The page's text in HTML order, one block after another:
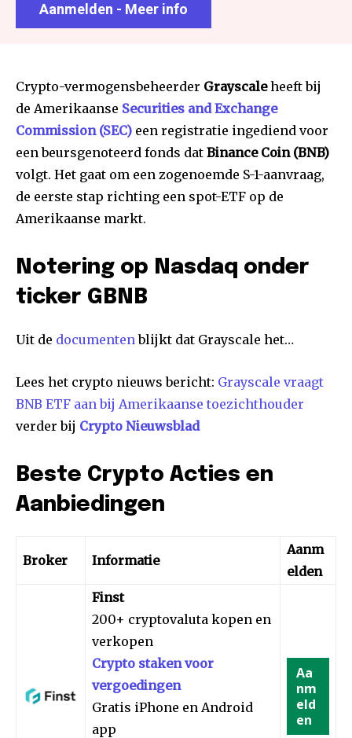
Aanmelden - Meer info
Crypto-vermogensbeheerder Grayscaleheeft bij
de Amerikaanse Securities and Exchange
Commission (SEC) een registratie ingediend voor
een beursgenoteerd fonds dat Binance Coin (BNB)
volgt. Het gaat om een zogenoemde S-1-aanvraag,
de eerste stap richting een spot-ETF op de
Amerikaanse markt.
Notering op Nasdaq onder
ticker GBNB
Uit de documenten blijkt dat Grayscale het…
Lees het crypto nieuws bericht: Grayscale vraagt
BNB ETF aan bij Amerikaanse toezichthouder
verder bij Crypto Nieuwsblad
Beste Crypto Acties en
Aanbiedingen
Broker Informatie
Aanm
elden
Finst
200+ cryptovaluta kopen en
verkopen
Crypto staken voor
vergoedingen
Gratis iPhone en Android
app
Aa
nm
eld
en